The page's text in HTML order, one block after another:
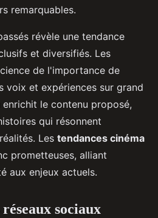
remarquables.
révèle une tendance
et diversifiés. Les
de l'importance de
voix et expériences sur grand
le contenu proposé,
qui résonnent
Les tendances cinéma
prometteuses, alliant
aux enjeux actuels.
sociaux